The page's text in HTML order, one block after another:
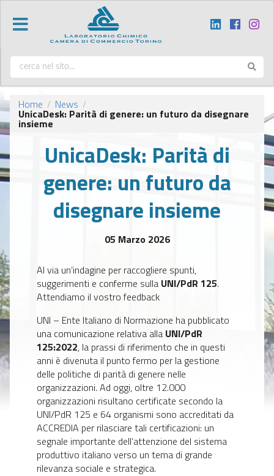
Home / News /
UnicaDesk: Parità di genere: un futuro da disegnare
insieme
UnicaDesk: Parità di
genere: un futuro da
disegnare insieme
05 Marzo 2026
Al via un’indagine per raccogliere spunti,
suggerimenti e conferme sulla UNI/PdR 125.
Attendiamo il vostro feedback
UNI – Ente Italiano di Normazione ha pubblicato
una comunicazione relativa alla UNI/PdR
125:2022, la prassi di riferimento che in questi
anni è divenuta il punto fermo per la gestione
delle politiche di parità di genere nelle
organizzazioni. Ad oggi, oltre 12.000
organizzazioni risultano certificate secondo la
UNI/PdR 125 e 64 organismi sono accreditati da
ACCREDIA per rilasciare tali certificazioni: un
segnale importante dell’attenzione del sistema
produttivo italiano verso un tema di grande
rilevanza sociale e strategica.